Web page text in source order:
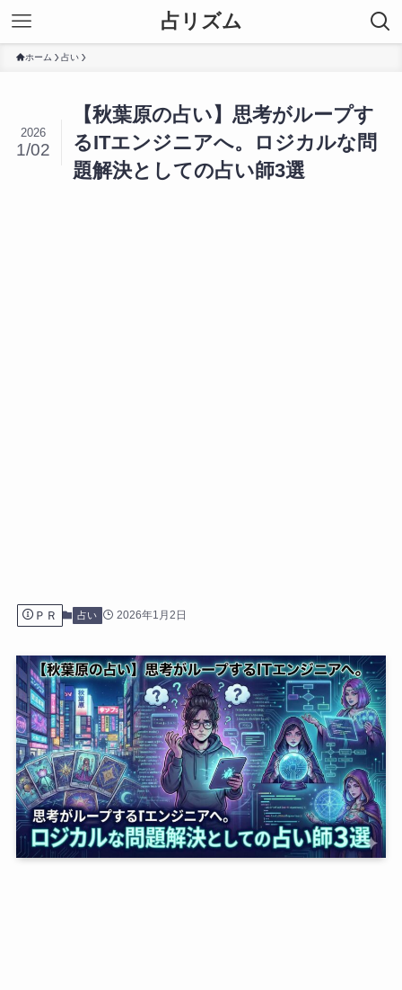
占リズム
ホーム 占い
【秋葉原の占い】思考がループす
るITエンジニアへ。ロジカルな問
題解決としての占い師3選
2026
1/02
ＰＲ 占い 2026年1月2日